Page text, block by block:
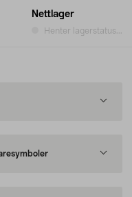
Nettlager
Henter lagerstatus...